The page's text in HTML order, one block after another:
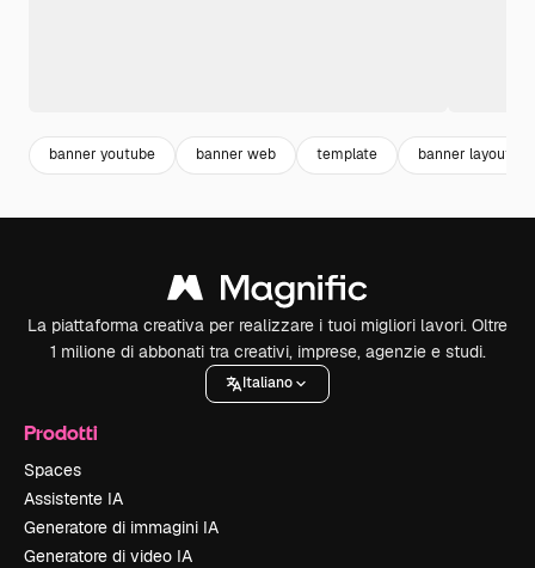
banner youtube banner web template banner layout
La piattaforma creativa per realizzare i tuoi migliori lavori. Oltre
1 milione di abbonati tra creativi, imprese, agenzie e studi.
Italiano
Prodotti
Spaces
Assistente IA
Generatore di immagini IA
Generatore di video IA